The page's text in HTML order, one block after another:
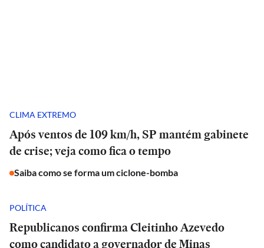
CLIMA EXTREMO
Após ventos de 109 km/h, SP mantém gabinete
de crise; veja como fica o tempo
Saiba como se forma um ciclone-bomba
POLÍTICA
Republicanos confirma Cleitinho Azevedo
como candidato a governador de Minas